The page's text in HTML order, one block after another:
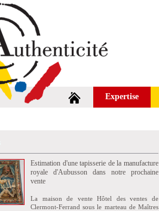
Expertise
Estimation d'une tapisserie de la manufacture
royale d'Aubusson dans notre prochaine
vente
La maison de vente Hôtel des ventes de
Clermont-Ferrand sous le marteau de Maîtres